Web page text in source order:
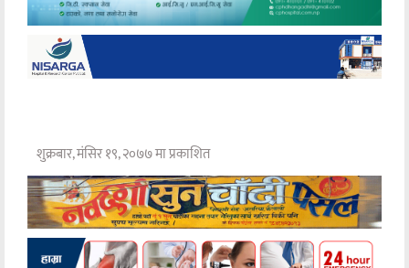
शुक्रबार, मंसिर १९, २०७७ मा प्रकाशित